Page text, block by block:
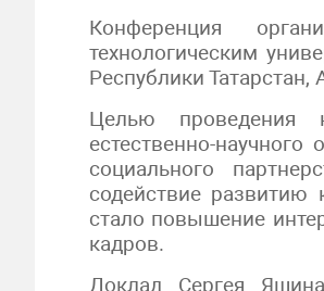
Конференция
технологическим
Республики
Целью проведения
естественно-
социального
содействие
стало повышение
кадров.
Доклад Сергея